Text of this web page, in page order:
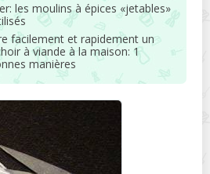
les moulins à épices «jetables»
facilement et rapidement un
à viande à la maison: 1
manières